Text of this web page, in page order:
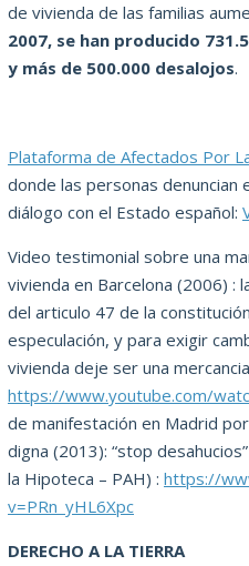
de vivienda de las familias
2007, se han producido
y más de 500.000 desalojos.
Plataforma de Afectados Por
donde las personas denuncian
diálogo con el Estado español:
Video testimonial sobre una
vivienda en Barcelona (2006) :
del articulo 47 de la
especulación, y para exigir
vivienda deje ser una
https://www.youtube.com/
de manifestación en Madrid
digna (2013): “stop
la Hipoteca – PAH) : https://
v=PRn_yHL6Xpc
DERECHO A LA TIERRA